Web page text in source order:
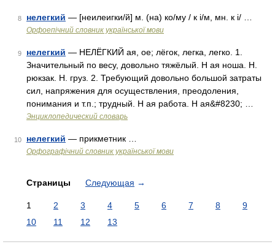
8 нелегкий — [неилеигки/й] м. (на) ко/му / к і/м, мн. к і/ …
Орфоепічний словник української мови
9 нелегкий — НЕЛЁГКИЙ ая, ое; лёгок, легка, легко. 1.
Значительный по весу, довольно тяжёлый. Н ая ноша. Н.
рюкзак. Н. груз. 2. Требующий довольно большой затраты
сил, напряжения для осуществления, преодоления,
понимания и т.п.; трудный. Н ая работа. Н ая&#8230; …
Энциклопедический словарь
10 нелегкий — прикметник …
Орфографічний словник української мови
Страницы Следующая →
1 2 3 4 5 6 7 8
9
10
11 12 13